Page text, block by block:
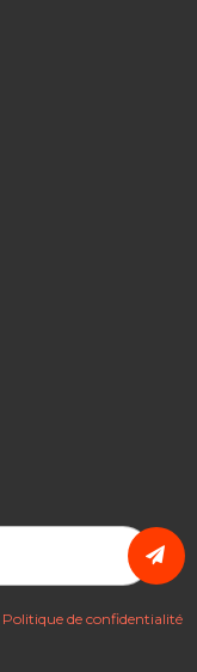
Politique de confidentialité